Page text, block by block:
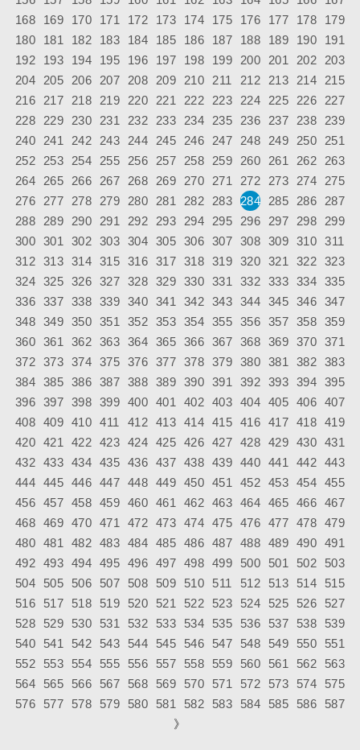
168
169 170 171 172 173 174 175 176 177 178
179
180
181 182 183 184 185 186 187 188 189 190
191
192
193 194 195 196 197 198 199 200 201 202
203
204
205 206 207 208 209 210 211 212 213 214
215
216
217 218 219 220 221 222 223 224 225 226
227
228
229 230 231 232 233 234 235 236 237 238
239
240
241 242 243 244 245 246 247 248 249 250
251
252
253 254 255 256 257 258 259 260 261 262
263
264
265 266 267 268 269 270 271 272 273 274
275
276
277 278 279 280 281 282 283 284 285 286
287
288
289 290 291 292 293 294 295 296 297 298
299
300 301 302 303 304 305 306 307 308 309 310
311
312 313 314 315 316 317 318 319 320 321 322 323
324 325 326 327 328 329 330 331 332 333 334 335
336 337 338 339 340 341 342 343 344 345 346 347
348 349 350 351 352 353 354 355 356 357 358 359
360 361 362 363 364 365 366 367 368 369 370 371
372 373 374 375 376 377 378 379 380 381 382 383
384 385 386 387 388 389 390 391 392 393 394 395
396 397 398 399 400 401 402 403 404 405 406 407
408 409 410 411 412 413 414 415 416 417 418 419
420 421 422 423 424 425 426 427 428 429 430 431
432 433 434 435 436 437 438 439 440 441 442 443
444 445 446 447 448 449 450 451 452 453 454 455
456 457 458 459 460 461 462 463 464 465 466 467
468 469 470 471 472 473 474 475 476 477 478 479
480 481 482 483 484 485 486 487 488 489 490 491
492 493 494 495 496 497 498 499 500 501 502
503
504
505 506 507 508 509 510 511 512 513 514
515
516
517 518 519 520 521 522 523 524 525 526
527
528
529 530 531 532 533 534 535 536 537 538
539
540
541 542 543 544 545 546 547 548 549 550
551
552
553 554 555 556 557 558 559 560 561 562
563
564
565 566 567 568 569 570 571 572 573 574
575
576
577 578 579 580 581 582 583 584 585 586
587
》